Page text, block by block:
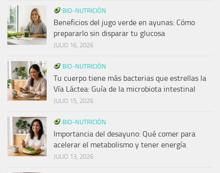
BIO-NUTRICIÓN
Beneficios del jugo verde en ayunas: Cómo
prepararlo sin disparar tu glucosa
JULIO 16, 2026
BIO-NUTRICIÓN
Tu cuerpo tiene más bacterias que estrellas la
Vía Láctea: Guía de la microbiota intestinal
JULIO 15, 2026
BIO-NUTRICIÓN
Importancia del desayuno: Qué comer para
acelerar el metabolismo y tener energía
JULIO 13, 2026